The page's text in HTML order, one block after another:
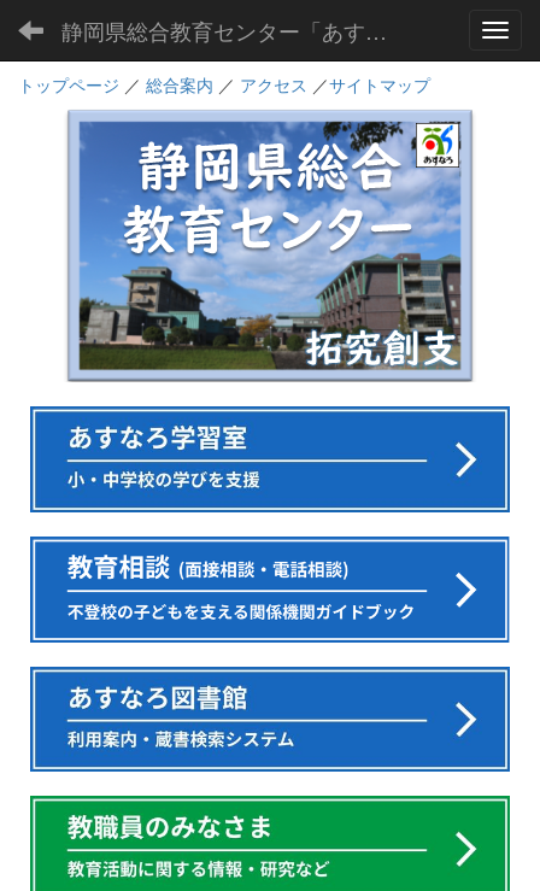
静岡県総合教育センター「あすなろ」
トップページ ／ 総合案内 ／ アクセス ／サイトマップ